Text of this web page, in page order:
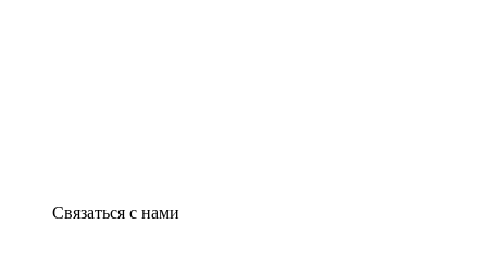
Связаться с нами